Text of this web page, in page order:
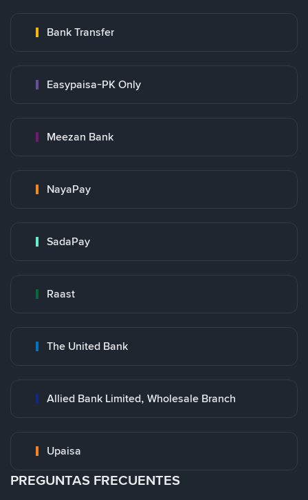
Bank Transfer
Easypaisa-PK Only
Meezan Bank
NayaPay
SadaPay
Raast
The United Bank
Allied Bank Limited, Wholesale Branch
Upaisa
PREGUNTAS FRECUENTES